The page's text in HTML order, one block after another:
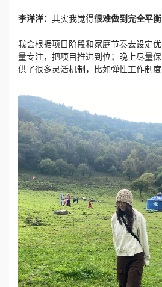
李洋洋： 其实我觉得很难做到完全平
我会根据项目阶段和家庭节奏去设定
量专注，把项目推进到位；晚上尽量
供了很多灵活机制，比如弹性工作制度